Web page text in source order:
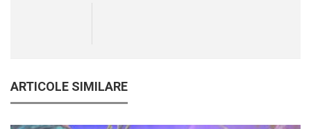
ARTICOLE SIMILARE